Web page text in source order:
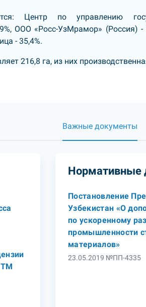
Центр по управлению
ООО «Росс-УзМрамор» (Россия) -
- 35,4%.
216,8 га, из них
Важные документы
Нормативные
Постановление
Узбекистан «О
по ускоренному
промышленности
материалов»
23.05.2019 №ПП-4335